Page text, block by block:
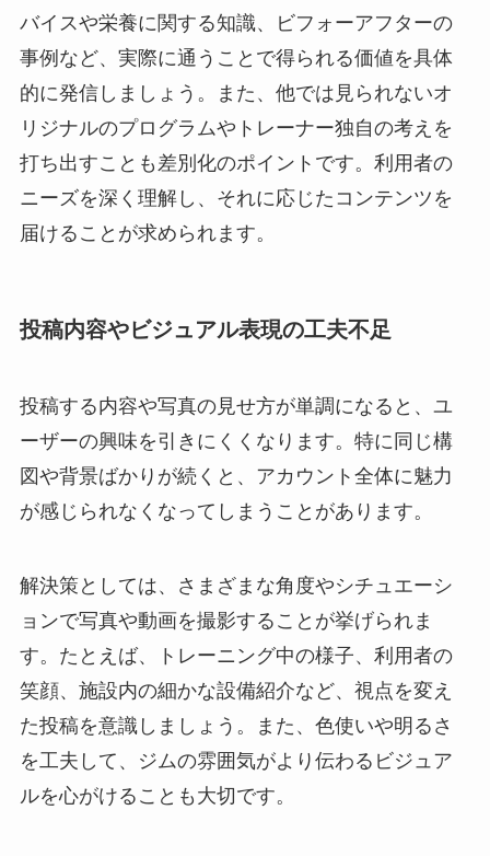
バイスや栄養に関する知識、ビフォーアフターの
事例など、実際に通うことで得られる価値を具体
的に発信しましょう。また、他では見られないオ
リジナルのプログラムやトレーナー独自の考えを
打ち出すことも差別化のポイントです。利用者の
ニーズを深く理解し、それに応じたコンテンツを
届けることが求められます。
投稿内容やビジュアル表現の工夫不足
投稿する内容や写真の見せ方が単調になると、ユ
ーザーの興味を引きにくくなります。特に同じ構
図や背景ばかりが続くと、アカウント全体に魅力
が感じられなくなってしまうことがあります。
解決策としては、さまざまな角度やシチュエーシ
ョンで写真や動画を撮影することが挙げられま
す。たとえば、トレーニング中の様子、利用者の
笑顔、施設内の細かな設備紹介など、視点を変え
た投稿を意識しましょう。また、色使いや明るさ
を工夫して、ジムの雰囲気がより伝わるビジュア
ルを心がけることも大切です。